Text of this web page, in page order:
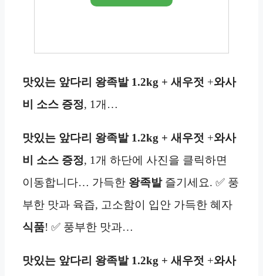
맛있는 앞다리 왕족발 1.2kg + 새우젓 +와사
비
소스 증정, 1개…
맛있는 앞다리 왕족발 1.2kg + 새우젓 +와사
비
소스 증정, 1개 하단에 사진을 클릭하면
이동합니다… 가득한 왕족발즐기세요. ✅ 풍
부한 맛과 육즙, 고소함이 입안 가득한 혜자
식품! ✅ 풍부한 맛과…
맛있는 앞다리 왕족발 1.2kg + 새우젓 +와사